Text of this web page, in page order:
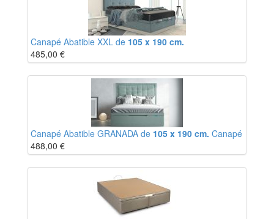
Canapé Abatible XXL de 105 x 190 cm.
485,00 €
Canapé Abatible GRANADA de 105 x 190 cm. Canapé
488,00 €